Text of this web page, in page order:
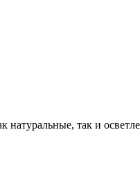
так и